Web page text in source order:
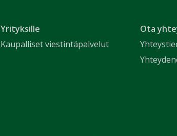
Yrityksille
Kaupalliset viestintäpalvelut
Ota